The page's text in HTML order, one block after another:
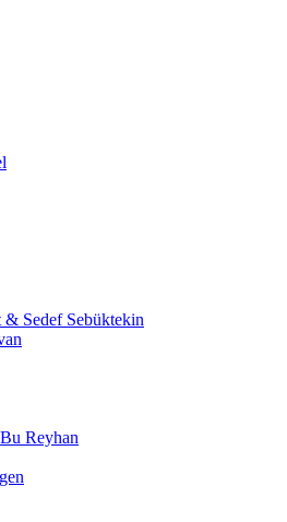
Sedef Sebüktekin
Reyhan